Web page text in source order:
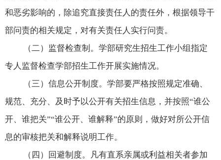
和恶劣影响的，除追究直接责任人的责任外，根据领导干
部问责的相关规定，对有关责任人实行问责。
（二）监督检查制。学部研究生招生工作小组指定
专人监督检查学部招生工作开展实施情况。
（三）信息公开制度。学部要严格按照规定准确、
规范、充分、及时予以公开有关招生信息，并按照“谁公
开、谁把关”“谁公开、谁解释”的原则，做好对所公开信
息的审核把关和解释说明工作。
（四）回避制度。凡有直系亲属或利益相关者参加